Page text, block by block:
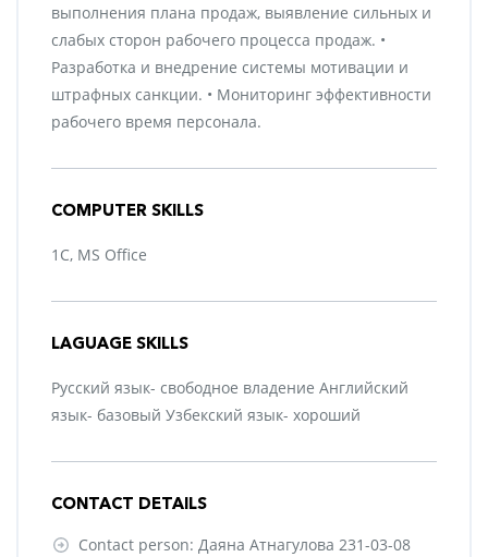
выполнения плана продаж, выявление сильных и
слабых сторон рабочего процесса продаж. •
Разработка и внедрение системы мотивации и
штрафных санкции. • Мониторинг эффективности
рабочего время персонала.
COMPUTER SKILLS
1С, MS Office
LAGUAGE SKILLS
Русский язык- свободное владение Английский
язык- базовый Узбекский язык- хороший
CONTACT DETAILS
Contact person: Даяна Атнагулова 231-03-08